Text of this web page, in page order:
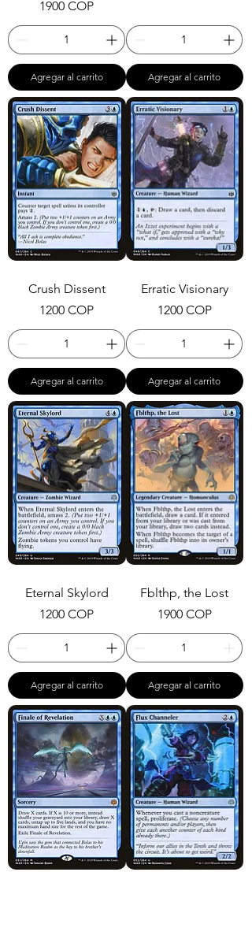
Precio
1900 COP
Agregar al carrito Agregar al carrito
Crush Dissent
Precio
1200 COP
Agregar al carrito
Erratic Visionary
Precio
1200 COP
Agregar al carrito
Eternal Skylord
Precio
1200 COP
Agregar al carrito
Fblthp, the Lost
Precio
1900 COP
Agregar al carrito